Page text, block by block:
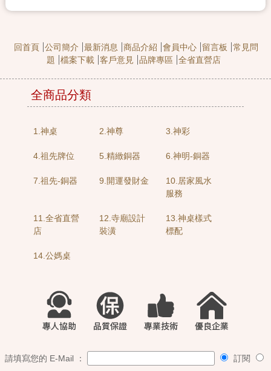
回首頁 公司簡介 最新消息 商品介紹 會員中心 留言板
常見問
題
檔案下載 客戶意見 品牌專區 全省直營店
全商品分類
1.神桌 2.神尊 3.神彩
4.祖先牌位 5.精緻銅器 6.神明-銅器
7.祖先-銅器 9.開運發財金
10.居家風水
服務
11.全省直營
店
12.寺廟設計
裝潢
13.神桌樣式
標配
14.公媽桌
請填寫您的 E-Mail ： 訂閱